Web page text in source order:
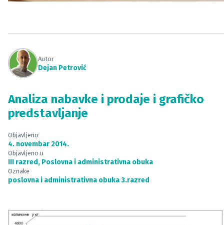
Autor
Dejan Petrović
Analiza nabavke i prodaje i grafičko
predstavljanje
Objavljeno
4. novembar 2014.
Objavljeno u
III razred, Poslovna i administrativna obuka
Oznake
poslovna i administrativna obuka 3.razred